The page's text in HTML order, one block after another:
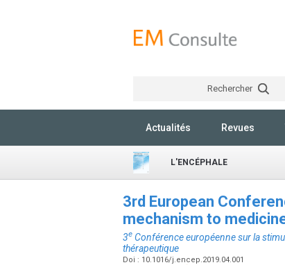
Rechercher
Actualités Revues
L'ENCÉPHALE
3rd European
mechanism to
3e Conférence européenne sur la
thérapeutique
Doi : 10.1016/j.encep.2019.04.001